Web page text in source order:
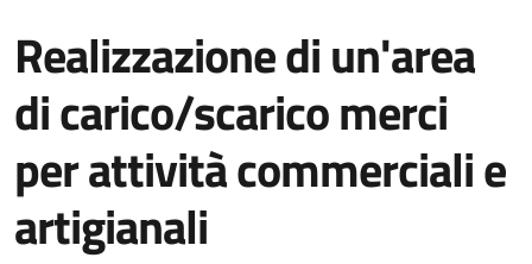
Realizzazione di un'area
di carico/scarico merci
per attività commerciali e
artigianali